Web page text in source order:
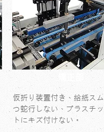
矯正部
仮折り装置付き、給紙ス
つ蛇行しない、プラスチ
トにキズ付けない。